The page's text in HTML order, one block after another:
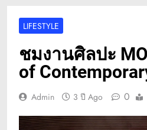
LIFESTYLE
ชมงานศิลปะ
of
Admin 3 ปี Ago 0